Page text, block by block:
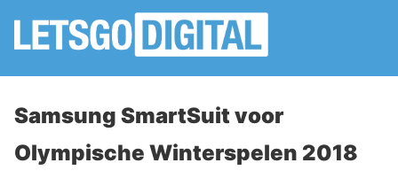
Samsung SmartSuit voor
Olympische Winterspelen 2018